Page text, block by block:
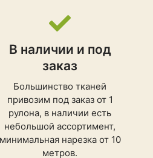
В наличии и под
заказ
Большинство тканей
привозим под заказ от 1
рулона, в наличии есть
небольшой ассортимент,
минимальная нарезка от 10
метров.